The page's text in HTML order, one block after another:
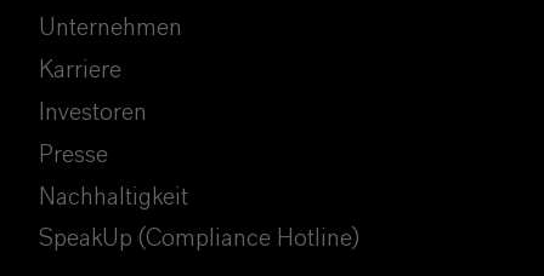
Unternehmen
Karriere
Investoren
Presse
Nachhaltigkeit
SpeakUp (Compliance Hotline)